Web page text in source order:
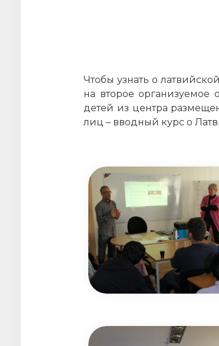
Чтобы узнать о
на второе
детей из центра
лиц – вводный курс о